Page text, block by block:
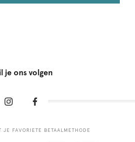
je ons volgen
JE FAVORIETE BETAALMETHODE